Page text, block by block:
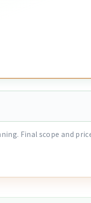
Final scope and